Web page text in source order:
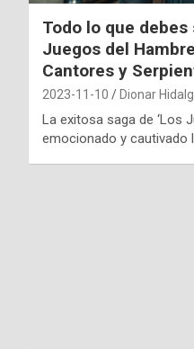
Todo lo que debes
Juegos del
Cantores y
2023-11-10 Dionar
La exitosa saga de ‘Los
emocionado y cautivado